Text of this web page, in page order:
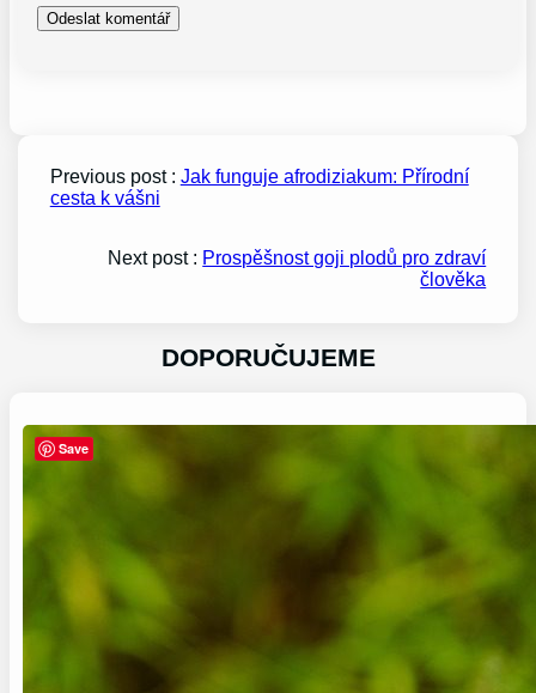
Previous post : Jak funguje afrodiziakum: Přírodní
cesta k vášni
Next post : Prospěšnost goji plodů pro zdraví
člověka
DOPORUČUJEME
Save